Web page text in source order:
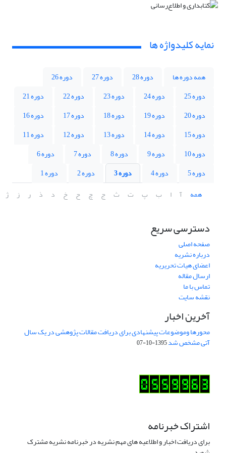
نمایه کلیدواژه ها
همه دوره ها دوره 28 دوره 27
دوره 26
دوره 25
دوره 24 دوره 23 دوره 22
دوره 21
دوره 20
دوره 19 دوره 18 دوره 17
دوره 16
دوره 15
دوره 14 دوره 13 دوره 12
دوره 11
دوره 10
دوره 9 دوره 8 دوره 7
دوره 6
دوره 5
دوره 4 دوره 3 دوره 2
دوره 1
همه
آ ا ب پ ت ث ج چ ح خ د ذ ر ز ژ
دسترسی سریع
صفحه اصلی
درباره نشریه
اعضای هیات تحریریه
ارسال مقاله
تماس با ما
نقشه سایت
آخرین اخبار
محورها وموضوعات پیشنهادی برای دریافت مقالات پژوهشی در یک سال
آتی مشخص شد1395-10-07
اشتراک خبرنامه
برای دریافت اخبار و اطلاعیه های مهم نشریه در خبرنامه نشریه مشترک